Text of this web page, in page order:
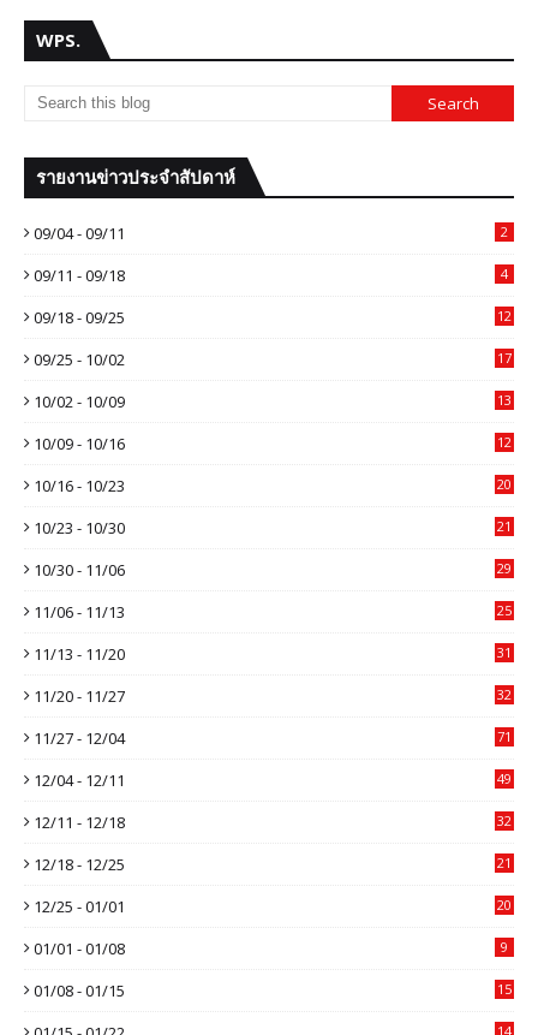
WPS.
รายงานข่าวประจำสัปดาห์
09/04 - 09/11 2
09/11 - 09/18 4
09/18 - 09/25 12
09/25 - 10/02 17
10/02 - 10/09 13
10/09 - 10/16 12
10/16 - 10/23 20
10/23 - 10/30 21
10/30 - 11/06 29
11/06 - 11/13 25
11/13 - 11/20 31
11/20 - 11/27 32
11/27 - 12/04 71
12/04 - 12/11 49
12/11 - 12/18 32
12/18 - 12/25 21
12/25 - 01/01 20
01/01 - 01/08 9
01/08 - 01/15 15
14